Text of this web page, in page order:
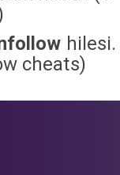
hilesi.
cheats)